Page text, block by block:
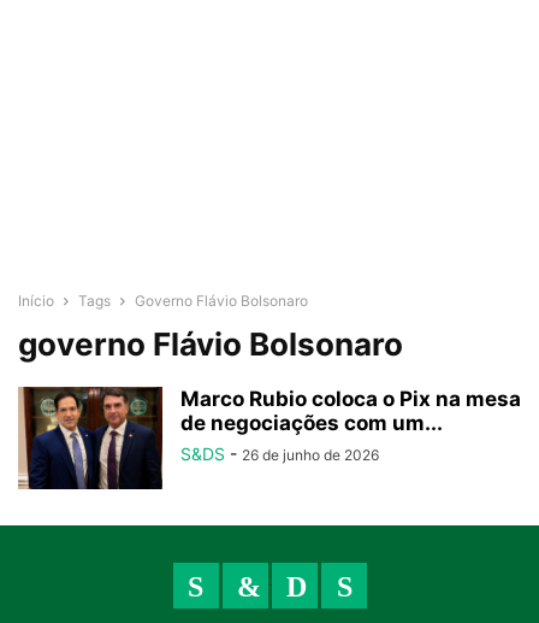
Início Tags Governo Flávio Bolsonaro
governo Flávio Bolsonaro
Marco Rubio coloca o Pix na mesa
de negociações com um...
S&DS - 26 de junho de 2026